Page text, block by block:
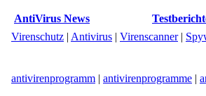
AntiVirus News
Virenschutz | Antivirus | Virenscanner|
antivirenprogramm | antivirenprogramme |